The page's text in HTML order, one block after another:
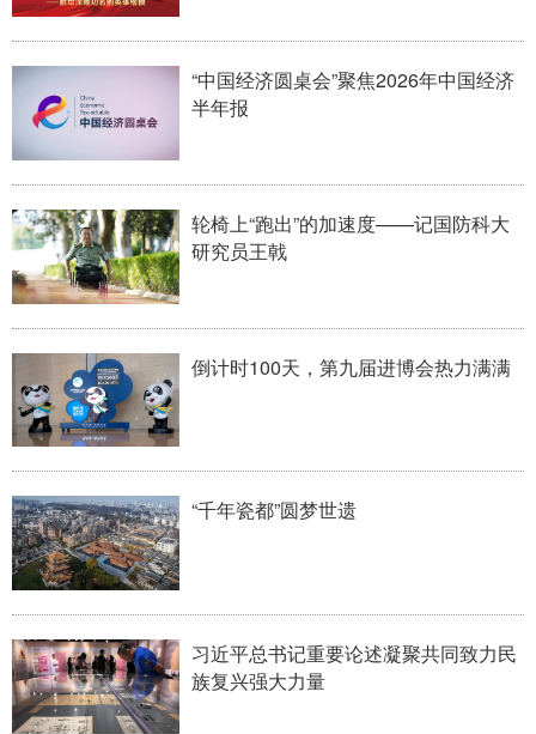
“中国经济圆桌会”聚焦2026年中国经济
半年报
轮椅上“跑出”的加速度——记国防科大
研究员王戟
倒计时100天，第九届进博会热力满满
“千年瓷都”圆梦世遗
习近平总书记重要论述凝聚共同致力民
族复兴强大力量